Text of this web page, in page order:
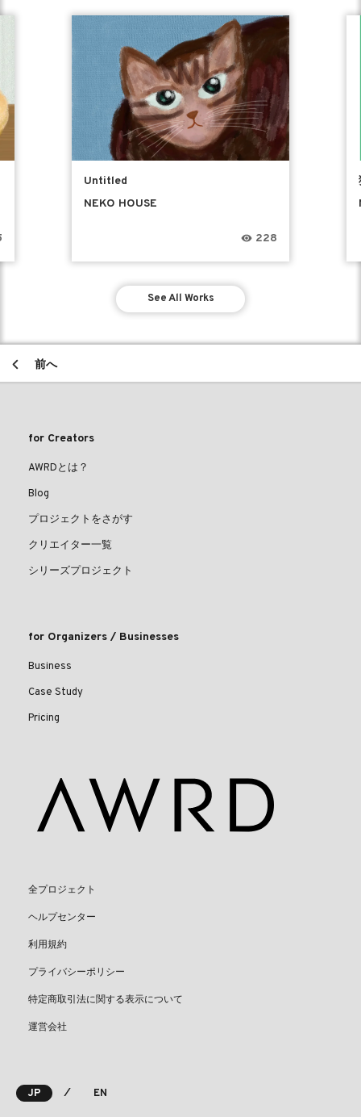
Untitled
NEKO HOUSE
228
See All Works
前へ
for Creators
AWRDとは？
Blog
プロジェクトをさがす
クリエイター一覧
シリーズプロジェクト
for Organizers / Businesses
Business
Case Study
Pricing
全プロジェクト
ヘルプセンター
利用規約
プライバシーポリシー
特定商取引法に関する表示について
運営会社
JP ⁄ EN